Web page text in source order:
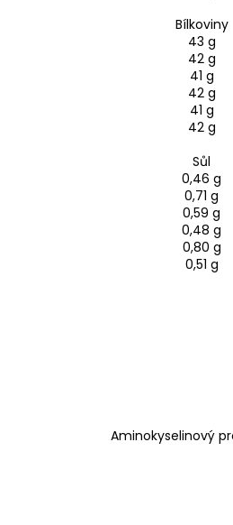
Bílkoviny
43 g
42 g
41 g
42 g
41 g
42 g
Sůl
0,46 g
0,71 g
0,59 g
0,48 g
0,80 g
0,51 g
Aminokyselinový